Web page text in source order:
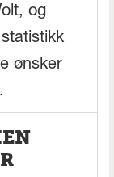
og
ønsker